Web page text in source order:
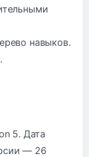
навыков.
5. Дата
— 26